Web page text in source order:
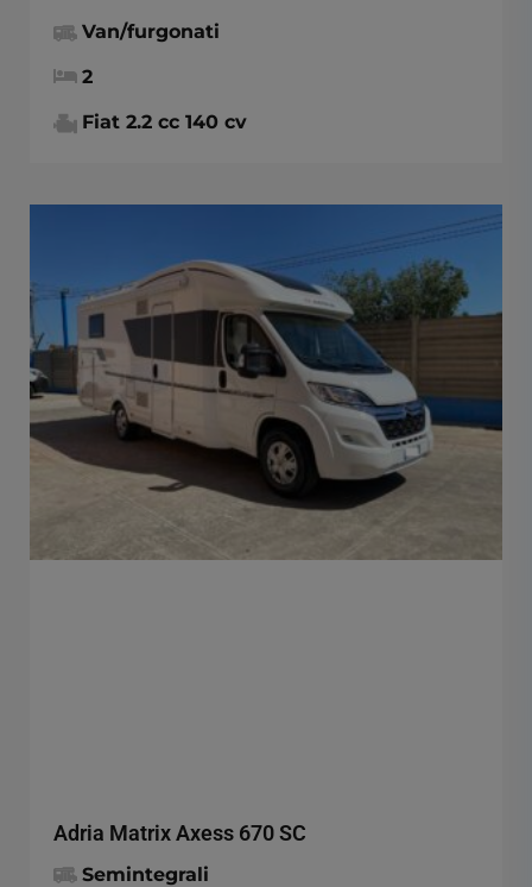
Van/furgonati
2
Fiat 2.2 cc 140 cv
Adria Matrix Axess 670 SC
Semintegrali